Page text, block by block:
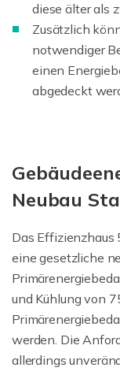
diese älter als
Zusätzlich
notwendiger
einen
abgedeckt
Neubau
Das Effizienzhaus
eine gesetzliche
und Kühlung von
werden. Die
allerdings